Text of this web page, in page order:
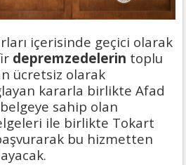
içerisinde geçici olarak
depremzedelerin toplu
ücretsiz olarak
kararla birlikte Afad
sahip olan
ile birlikte Tokart
bu hizmetten